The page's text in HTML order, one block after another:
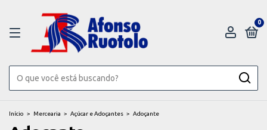
0
Início > Mercearia > Açúcar e Adoçantes > Adoçante